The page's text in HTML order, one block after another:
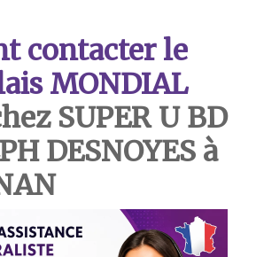
contacter le
MONDIAL
SUPER U BD
DESNOYES à